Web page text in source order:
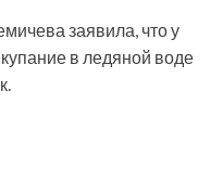
заявила, что у
в ледяной воде